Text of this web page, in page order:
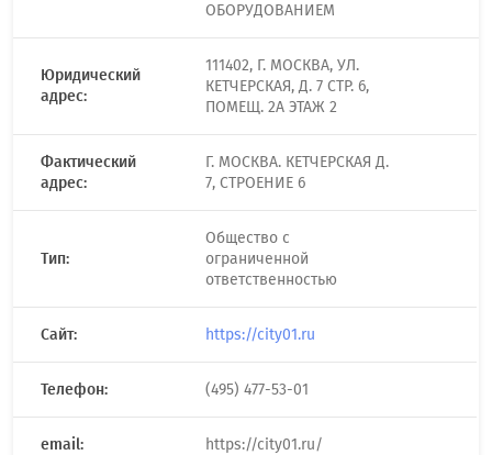
ОБОРУДОВАНИЕМ
Юридический
адрес:
111402, Г. МОСКВА, УЛ.
КЕТЧЕРСКАЯ, Д. 7 СТР. 6,
ПОМЕЩ. 2А ЭТАЖ 2
Фактический
адрес:
Г. МОСКВА. КЕТЧЕРСКАЯ Д.
7, СТРОЕНИЕ 6
Тип:
Общество с
ограниченной
ответственностью
Сайт: https://city01.ru
Телефон: (495) 477-53-01
email: https://city01.ru/